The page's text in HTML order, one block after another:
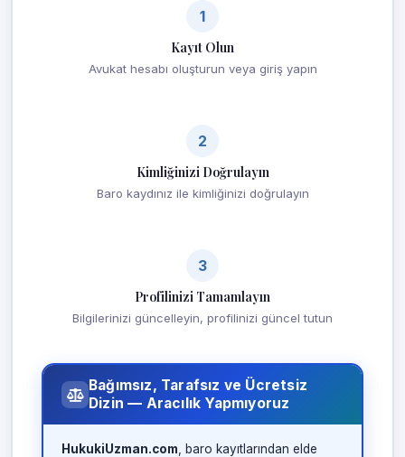
1
Kayıt Olun
Avukat hesabı oluşturun veya giriş yapın
2
Kimliğinizi Doğrulayın
Baro kaydınız ile kimliğinizi doğrulayın
3
Profilinizi Tamamlayın
Bilgilerinizi güncelleyin, profilinizi güncel tutun
Bağımsız, Tarafsız ve Ücretsiz
Dizin — Aracılık Yapmıyoruz
HukukiUzman.com , baro kayıtlarından elde